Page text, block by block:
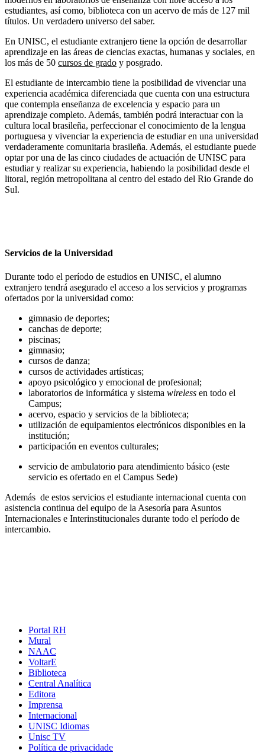
estudiantes, así como, biblioteca con un acervo de más de 127 mil
títulos. Un verdadero universo del saber.
En UNISC, el estudiante extranjero tiene la opción de desarrollar
aprendizaje en las áreas de ciencias exactas, humanas y sociales, en
los más de 50 cursos de grado y posgrado.
El estudiante de intercambio tiene la posibilidad de vivenciar una
experiencia académica diferenciada que cuenta con una estructura
que contempla enseñanza de excelencia y espacio para un
aprendizaje completo. Además, también podrá interactuar con la
cultura local brasileña, perfeccionar el conocimiento de la lengua
portuguesa y vivenciar la experiencia de estudiar en una universidad
verdaderamente comunitaria brasileña. Además, el estudiante puede
optar por una de las cinco ciudades de actuación de UNISC para
estudiar y realizar su experiencia, habiendo la posibilidad desde el
litoral, región metropolitana al centro del estado del Rio Grande do
Sul.
Servicios de la Universidad
Durante todo el período de estudios en UNISC, el alumno
extranjero tendrá asegurado el acceso a los servicios y programas
ofertados por la universidad como:
gimnasio de deportes;
canchas de deporte;
piscinas;
gimnasio;
cursos de danza;
cursos de actividades artísticas;
apoyo psicológico y emocional de profesional;
laboratorios de informática y sistema wireless en todo el
Campus;
acervo, espacio y servicios de la biblioteca;
utilización de equipamientos electrónicos disponibles en la
institución;
participación en eventos culturales;
servicio de ambulatorio para atendimiento básico (este
servicio es ofertado en el Campus Sede)
Además de estos servicios el estudiante internacional cuenta con
asistencia continua del equipo de la Asesoría para Asuntos
Internacionales e Interinstitucionales durante todo el período de
intercambio.
Portal RH
Mural
NAAC
VoltarE
Biblioteca
Central Analítica
Editora
Imprensa
Internacional
UNISC Idiomas
Unisc TV
Política de privacidade